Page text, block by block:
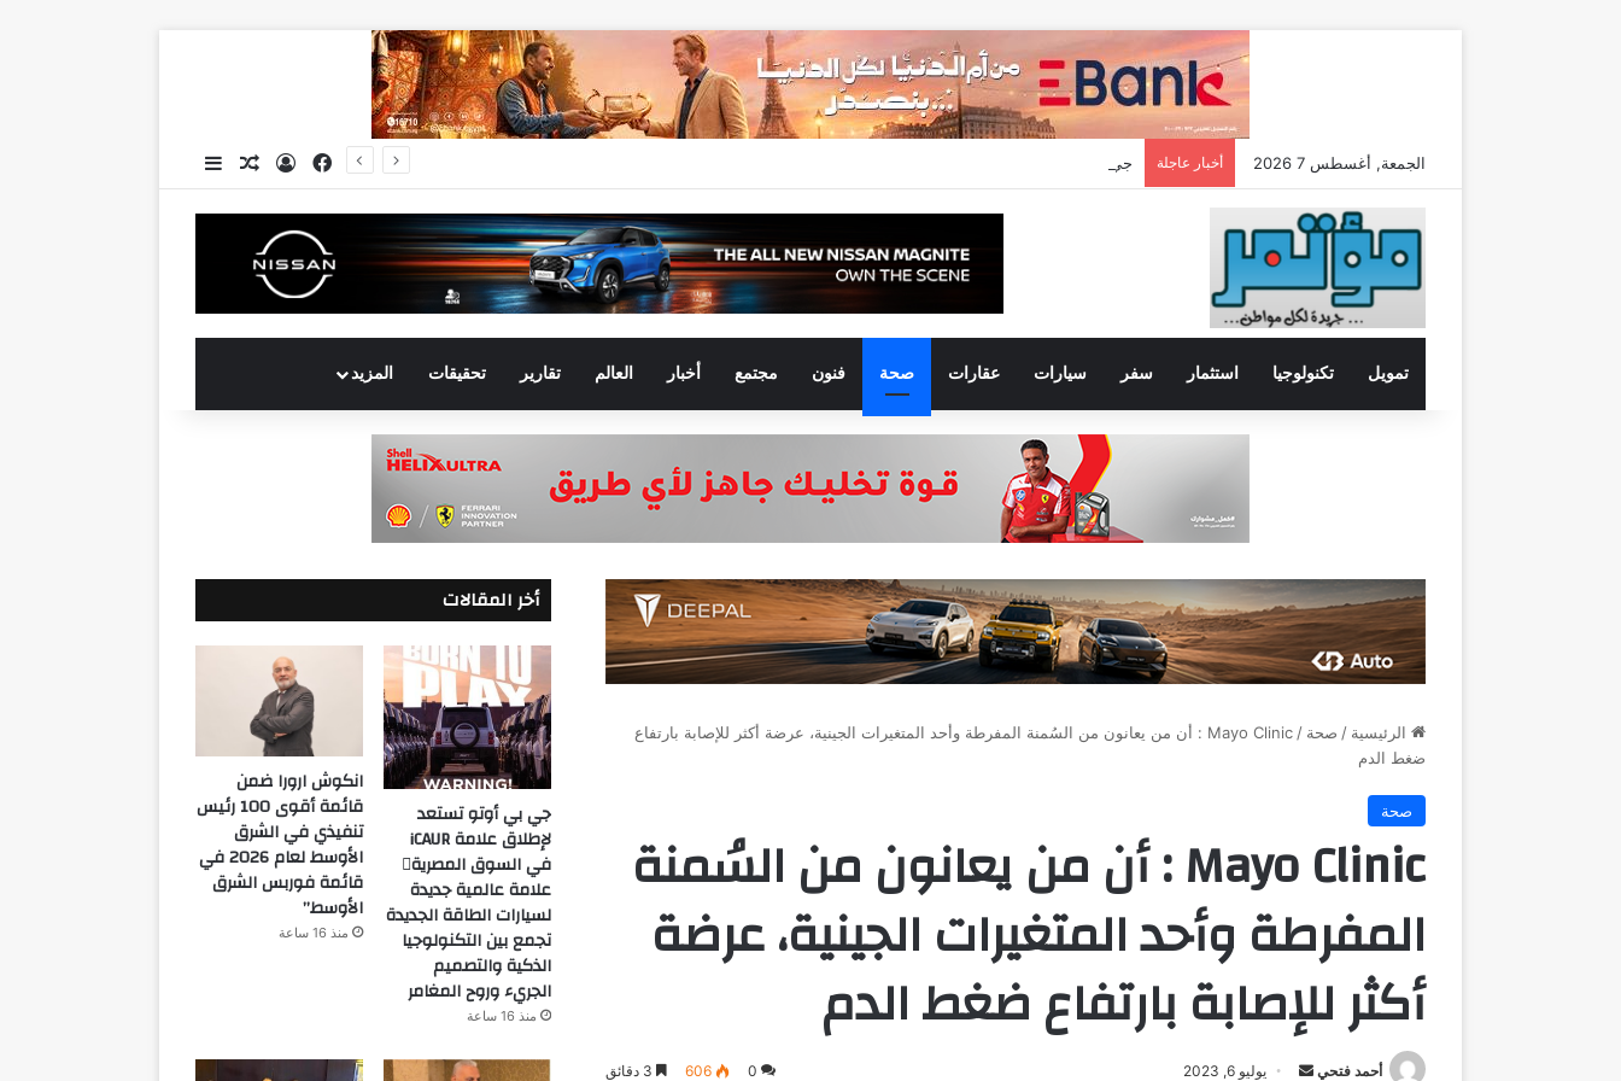
الجمعة, أغسطس 7 2026 أخبار عاجلة فيسبوكتسجيل الدخول
مقال عشوائي
إضافة عمود جانبي
تمويل تكنولوجيا استثمار سفر سيارات عقارات صحة فنون مجتمع أخبار العالم تقارير تحقيقات المزيد
الرئيسية / صحة /
Mayo Clinic : أن من يعانون من السُمنة المفرطة وأحد المتغيرات الجينية، عرضة أكثر للإصابة بارتفاع
ضغط الدم
صحة
Mayo Clinic : أن من يعانون من السُمنة
المفرطة وأحد المتغيرات الجينية، عرضة
أكثر للإصابة بارتفاع ضغط الدم
أحمد فتحي
أرسل يوليو 6, 2023 0
606
أخر المقالات
جي بي أوتو تستعد
لإطلاق علامة iCAUR
في السوق المصرية
علامة عالمية جديدة
لسيارات الطاقة الجديدة
تجمع بين التكنولوجيا
الذكية والتصميم
الجريء وروح المغامر
منذ 16 ساعة
انكوش ارورا ضمن
قائمة أقوى 100 رئيس
تنفيذي في الشرق
الأوسط لعام 2026 في
قائمة فوربس الشرق
الأوسط”
منذ 16 ساعة